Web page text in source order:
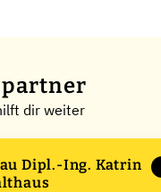
dir weiter
Dipl.-Ing. Katrin